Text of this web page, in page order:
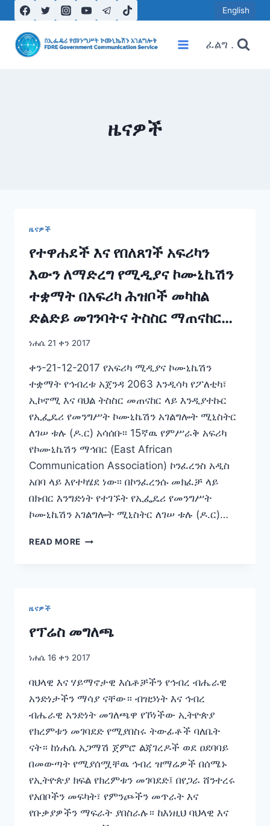
to
content
English
ፈልግ .
ዜናዎች
ዜናዎች
የተዋሐደች እና የበለጸገች አፍሪካን
እውን ለማድረግ የሚዲያና ኮሙኒኬሽን
ተቋማት በአፍሪካ ሕዝቦች መካከል
ድልድይ መገንባትና ትስስር ማጠናከር
ላይ መሥራት አለባቸው፡- ዶ.ር ለገሠ
ቱሉ
ነሐሴ 21 ቀን 2017
ቀን-21-12-2017 የአፍሪካ ሚዲያና ኮሙኒኬሽን
ተቋማት የኅብረቱ አጀንዳ 2063 እንዲሳካ የፖለቲካ፣
ኢኮኖሚ እና ባህል ትስስር መጠናከር ላይ እንዲያተኩር
የኢፌዴሪ የመንግሥት ኮሙኒኬሽን አገልግሎት ሚኒስትር
ለገሠ ቱሉ (ዶ.ር) አሳሰቡ፡፡ 15ኛዉ የምሥራቅ አፍሪካ
የኮሙኒኬሽን ማኅበር (East African
Communication Association) ኮንፈረንስ አዲስ
አበባ ላይ እየተካሄደ ነው፡፡ በኮንፈረንሱ መክፈቻ ላይ
በክብር እንግድነት የተገኙት የኢፌዴሪ የመንግሥት
ኮሙኒኬሽን አገልግሎት ሚኒስትር ለገሠ ቱሉ (ዶ.ር)…
READ MORE የተዋሐደች
ኮሙኒኬሽን
ተቋማት
በአፍሪካ
መካከል
መገንባትና
ትስስር
ማጠናከር
መሥራት
አለባቸው፡-
ዶ.ር
ለገሠ
ዜናዎች
የፕሬስ መግለጫ
ነሐሴ 16 ቀን 2017
ባህላዊ እና ሃይማኖታዊ እሴቶቻችን የኅብረ ብሔራዊ
አንድነታችን ማሳያ ናቸው። ብዝኃነት እና ኅብረ
ብሔራዊ አንድነት መገለጫዋ የኾነችው ኢትዮጵያ
የክረምቱን መገባደድ የሚያበስሩ ትውፊቶች ባለቤት
ናት። ከነሐሴ አጋማሽ ጀምሮ ልጃገረዶች ወደ ዐደባባይ
በመውጣት የሚያሰሟቸዉ ኅብረ ዝማሬዎች በሰሜኑ
የኢትዮጵያ ክፍል የክረምቱን መገባደድ፤ በየጋራ ሸንተረሩ
የአበቦችን መፍካት፣ የምንጮችን መጥራት እና
የቡቃያዎችን ማፍራት ያበስራሉ። ከእነዚህ ባህላዊ እና